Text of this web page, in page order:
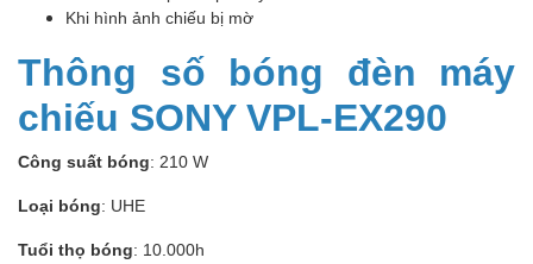
Khi hình ảnh chiếu bị mờ
Thông số bóng đèn máy
chiếu SONY VPL-EX290
Công suất bóng: 210 W
Loại bóng: UHE
Tuổi thọ bóng: 10.000h